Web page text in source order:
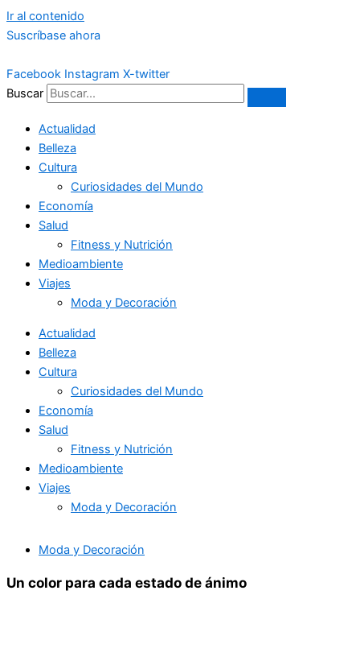
Ir al contenido
Suscríbase ahora
Facebook Instagram X-twitter
Buscar
Actualidad
Belleza
Cultura
Curiosidades del Mundo
Economía
Salud
Fitness y Nutrición
Medioambiente
Viajes
Moda y Decoración
Actualidad
Belleza
Cultura
Curiosidades del Mundo
Economía
Salud
Fitness y Nutrición
Medioambiente
Viajes
Moda y Decoración
Moda y Decoración
Un color para cada estado de ánimo